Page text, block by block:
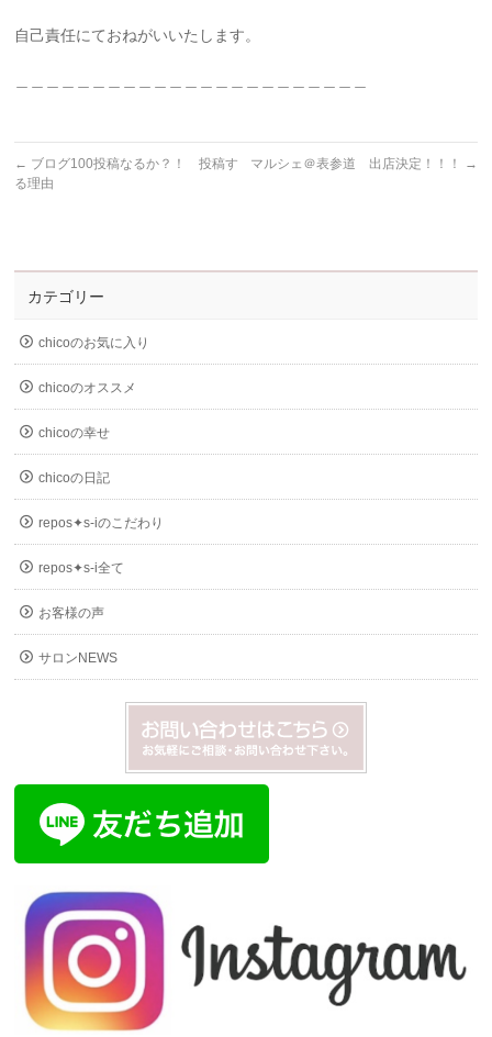
自己責任にておねがいいたします。
← ブログ100投稿なるか？！ 投稿す
る理由
マルシェ＠表参道 出店決定！！！ →
カテゴリー
chicoのお気に入り
chicoのオススメ
chicoの幸せ
chicoの日記
repos✦s-iのこだわり
repos✦s-i全て
お客様の声
サロンNEWS